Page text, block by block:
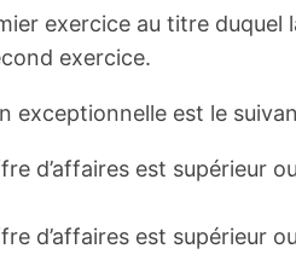
exercice au titre
exercice.
exceptionnelle est le
d’affaires est supérieur
d’affaires est supérieur